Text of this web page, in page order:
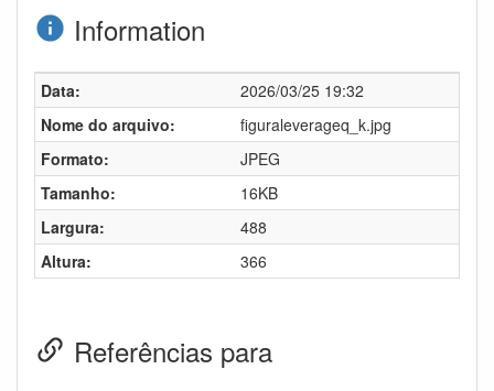
Information
Data:
2026/03/25 19:32
Nome do arquivo:
figuraleverageq_k.jpg
Formato:
JPEG
Tamanho:
16KB
Largura:
488
Altura:
366
Referências para